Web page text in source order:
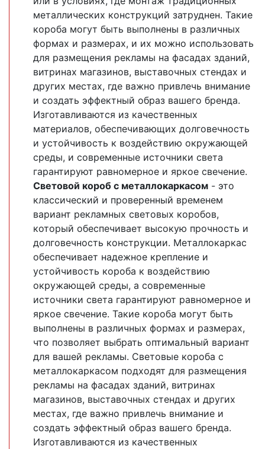
металлических конструкций затруднен. Такие
короба могут быть выполнены в различных
формах и размерах, и их можно использовать
для размещения рекламы на фасадах зданий,
витринах магазинов, выставочных стендах и
других местах, где важно привлечь внимание
и создать эффектный образ вашего бренда.
Изготавливаются из качественных
материалов, обеспечивающих долговечность
и устойчивость к воздействию окружающей
среды, и современные источники света
гарантируют равномерное и яркое свечение.
Световой короб с металлокаркасом - это
классический и проверенный временем
вариант рекламных световых коробов,
который обеспечивает высокую прочность и
долговечность конструкции. Металлокаркас
обеспечивает надежное крепление и
устойчивость короба к воздействию
окружающей среды, а современные
источники света гарантируют равномерное и
яркое свечение. Такие короба могут быть
выполнены в различных формах и размерах,
что позволяет выбрать оптимальный вариант
для вашей рекламы. Световые короба с
металлокаркасом подходят для размещения
рекламы на фасадах зданий, витринах
магазинов, выставочных стендах и других
местах, где важно привлечь внимание и
создать эффектный образ вашего бренда.
Изготавливаются из качественных